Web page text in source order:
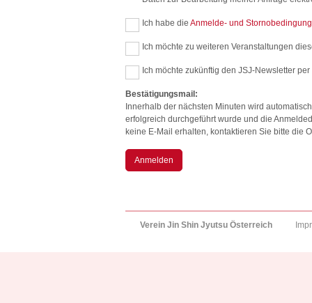
Ich habe die Anmelde- und
Ich möchte zu weiteren Veranstaltungen
Ich möchte zukünftig den JSJ-Newsletter
Bestätigungsmail:
Innerhalb der nächsten Minuten wird
erfolgreich durchgeführt wurde und die
keine E-Mail erhalten, kontaktieren Sie bitte die
Anmelden
Verein Jin Shin Jyutsu Österreich